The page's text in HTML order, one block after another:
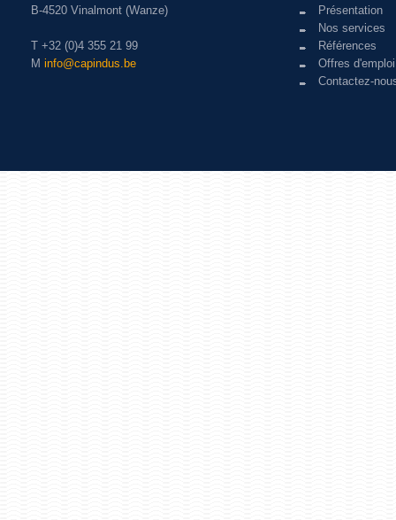
B-4520 Vinalmont (Wanze)
T +32 (0)4 355 21 99
M info@capindus.be
Présentation
Nos services
Références
Offres d'emploi
Contactez-